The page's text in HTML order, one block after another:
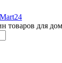
товаров для